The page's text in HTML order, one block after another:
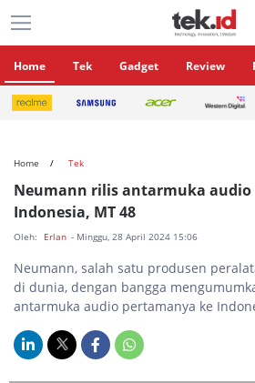
Home Tek Gadget Review
Home Tek
Neumann rilis antarmuka
Indonesia, MT 48
Oleh: Erlan - Minggu, 28 April 2024 15:06
Neumann, salah satu produsen
di dunia, dengan bangga
antarmuka audio pertamanya ke